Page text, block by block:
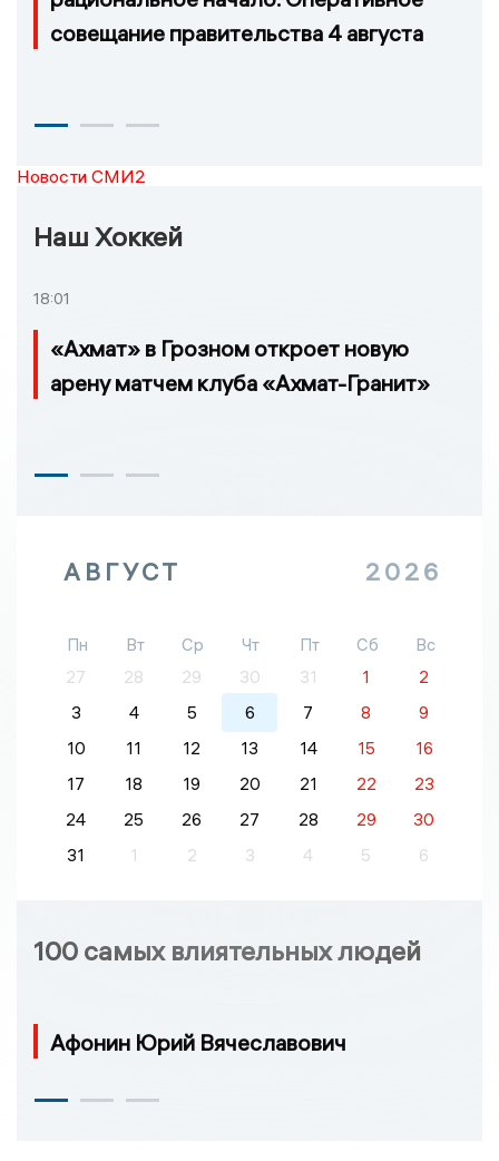
совещание правительства 4 августа
Новости СМИ2
Наш Хоккей
18:01
«Ахмат» в Грозном откроет новую
арену матчем клуба «Ахмат-Гранит»
АВГУСТ 2026
Пн Вт Ср Чт Пт Сб
Вс
27
28 29 30 31 1
2
3
4 5 6 7 8
9
10
11 12 13 14 15
16
17
18 19 20 21 22
23
24
25 26 27 28 29
30
31
1 2 3 4 5 6
100 самых влиятельных людей
Афонин Юрий Вячеславович